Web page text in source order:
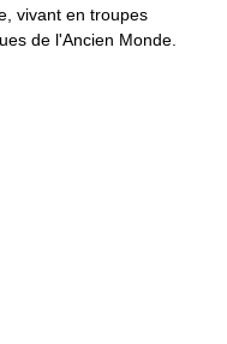
vivant en troupes
de l'Ancien Monde.